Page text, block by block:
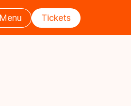
Menu Tickets